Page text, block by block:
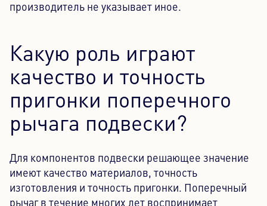
производитель не указывает иное.
Какую роль играют
качество и точность
пригонки поперечного
рычага подвески?
Для компонентов подвески решающее значение
имеют качество материалов, точность
изготовления и точность пригонки. Поперечный